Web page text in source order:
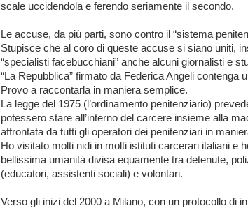
scale uccidendola e ferendo seriamente il secondo.
Le accuse, da più parti, sono contro il “sistema
Stupisce che al coro di queste accuse si siano uniti,
“specialisti facebucchiani” anche alcuni giornalisti e
“La Repubblica” firmato da Federica Angeli contenga
Provo a raccontarla in maniera semplice.
La legge del 1975 (l’ordinamento penitenziario)
potessero stare all’interno del carcere insieme alla
affrontata da tutti gli operatori dei penitenziari in
Ho visitato molti nidi in molti istituti carcerari italiani e
bellissima umanità divisa equamente tra detenute,
(educatori, assistenti sociali) e volontari.
Verso gli inizi del 2000 a Milano, con un protocollo di